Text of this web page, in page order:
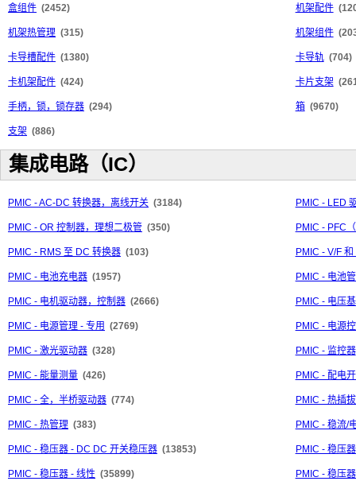
盒组件 (2452) 机架配件
机架热管理 (315) 机架组件
卡导槽配件 (1380) 卡导轨 (704)
卡机架配件 (424) 卡片支架
手柄，锁，锁存器 (294) 箱 (9670)
支架 (886)
集成电路（IC）
PMIC - AC-DC 转换器，离线开关 (3184) PMIC - LED
PMIC - OR 控制器，理想二极管 (350) PMIC - PFC
PMIC - RMS 至 DC 转换器 (103) PMIC - V/F
PMIC - 电池充电器 (1957) PMIC - 电池
PMIC - 电机驱动器，控制器 (2666) PMIC - 电压
PMIC - 电源管理 - 专用 (2769) PMIC - 电源
PMIC - 激光驱动器 (328) PMIC - 监控器
PMIC - 能量测量 (426) PMIC - 配电
PMIC - 全，半桥驱动器 (774) PMIC - 热插
PMIC - 热管理 (383) PMIC - 稳流/
PMIC - 稳压器 - DC DC 开关稳压器 (13853) PMIC - 稳压
PMIC - 稳压器 - 线性 (35899) PMIC - 稳压